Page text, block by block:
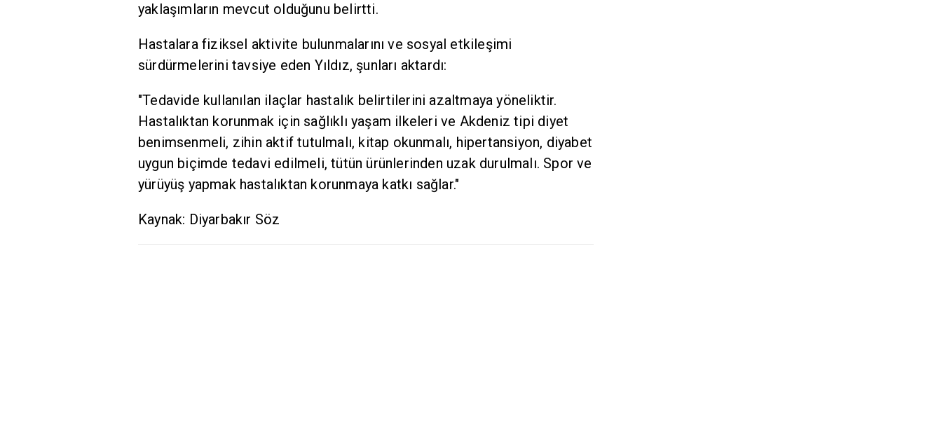
yaklaşımların mevcut olduğunu belirtti.
Hastalara fiziksel aktivite bulunmalarını ve sosyal etkileşimi
sürdürmelerini tavsiye eden Yıldız, şunları aktardı:
"Tedavide kullanılan ilaçlar hastalık belirtilerini azaltmaya yöneliktir.
Hastalıktan korunmak için sağlıklı yaşam ilkeleri ve Akdeniz tipi diyet
benimsenmeli, zihin aktif tutulmalı, kitap okunmalı, hipertansiyon, diyabet
uygun biçimde tedavi edilmeli, tütün ürünlerinden uzak durulmalı. Spor ve
yürüyüş yapmak hastalıktan korunmaya katkı sağlar."
Kaynak: Diyarbakır Söz